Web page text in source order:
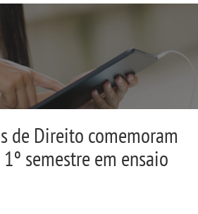
de Direito comemoram
semestre em ensaio